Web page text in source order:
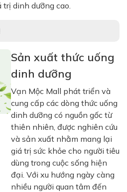
dinh dưỡng cao.
Sản xuất thức uống
dinh dưỡng
Vạn Mộc Mall phát triển và
cung cấp các dòng thức uống
dinh dưỡng có nguồn gốc từ
thiên nhiên, được nghiên cứu
và sản xuất nhằm mang lại
giá trị sức khỏe cho người tiêu
dùng trong cuộc sống hiện
đại. Với xu hướng ngày càng
nhiều người quan tâm đến